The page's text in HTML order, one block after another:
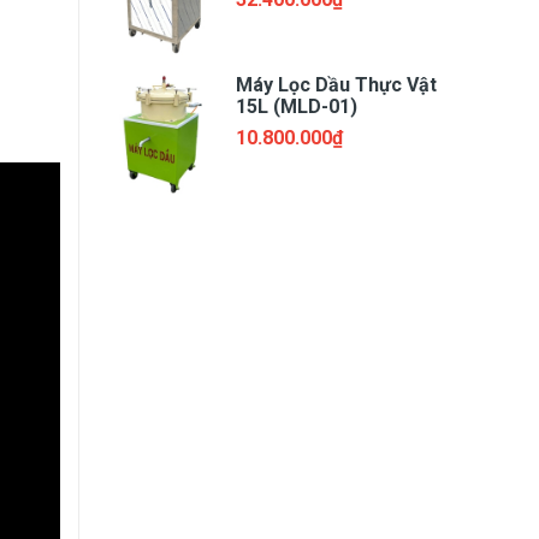
Máy Lọc Dầu Thực Vật
15L (MLD-01)
10.800.000₫